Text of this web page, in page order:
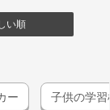
い順
ー 子供の学